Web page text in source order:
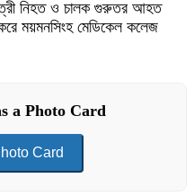
নিহত ও চালক গুরুতর আহত
ময়মনসিংহ মেডিকেল কলেজ
a Photo Card
Card